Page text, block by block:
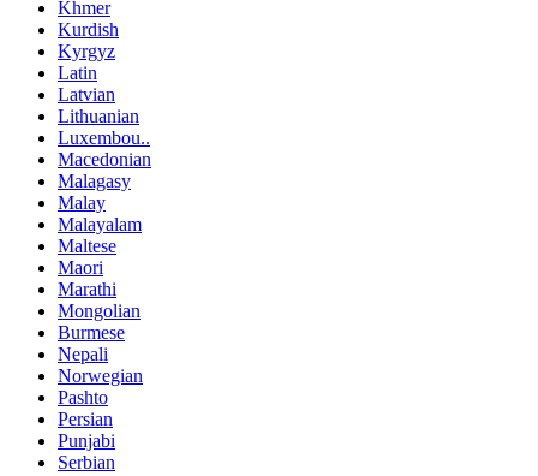
Khmer
Kurdish
Kyrgyz
Latin
Latvian
Lithuanian
Luxembou..
Macedonian
Malagasy
Malay
Malayalam
Maltese
Maori
Marathi
Mongolian
Burmese
Nepali
Norwegian
Pashto
Persian
Punjabi
Serbian